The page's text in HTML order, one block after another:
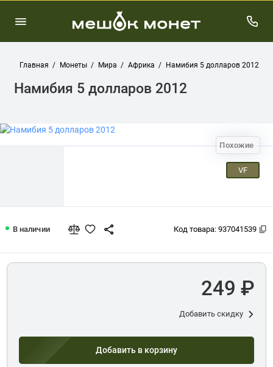
Главная Монеты Мира Африка Намибия 5 долларов 2012
Намибия 5 долларов 2012
Похожие
VF
В наличии Код товара: 937041539
249 ₽
Добавить скидку
Добавить в корзину